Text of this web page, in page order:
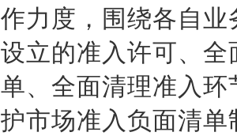
作力度，围绕各自
设立的准入许可、
单、全面清理准入
护市场准入负面清